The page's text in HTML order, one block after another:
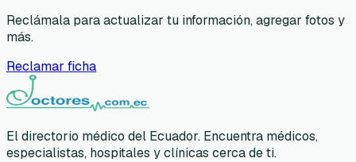
Reclámala para actualizar tu información, agregar fotos y
más.
Reclamar ficha
El directorio médico del Ecuador. Encuentra médicos,
especialistas, hospitales y clínicas cerca de ti.